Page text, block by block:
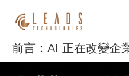
產品
前言：AI 正在改變企